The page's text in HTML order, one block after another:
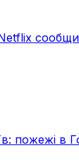
пожежі в